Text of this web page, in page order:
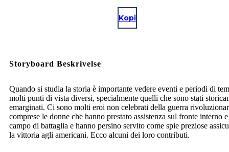
Kopi
Storyboard Beskrivelse
Quando si studia la storia è importante vedere eventi e periodi di
molti punti di vista diversi, specialmente quelli che sono stati
emarginati. Ci sono molti eroi non celebrati della guerra
comprese le donne che hanno prestato assistenza sul fronte interno
campo di battaglia e hanno persino servito come spie preziose
la vittoria agli americani. Ecco alcuni dei loro contributi.